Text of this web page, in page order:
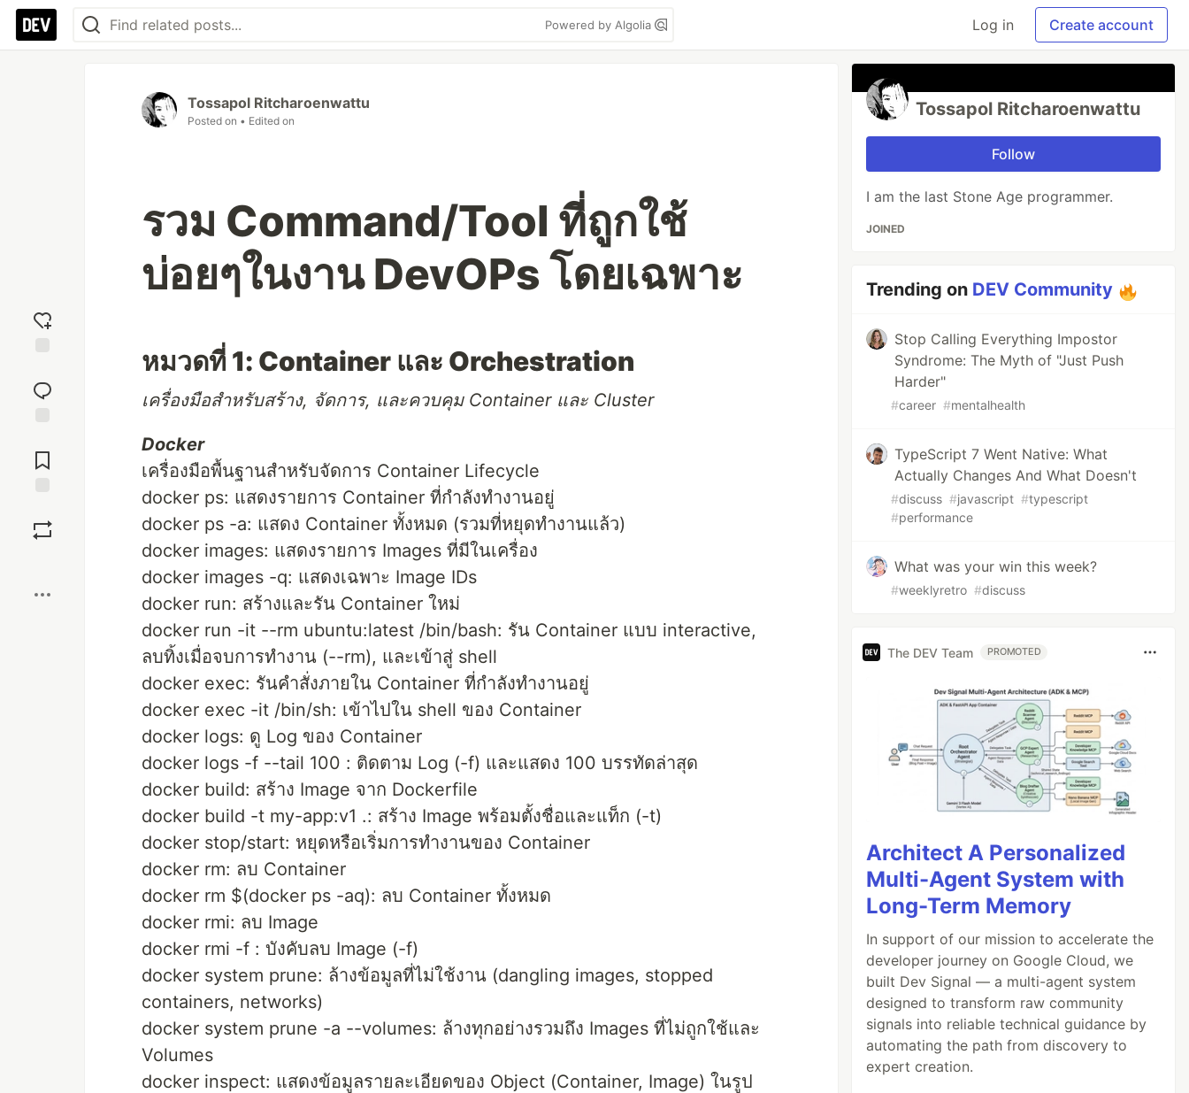
Powered by Algolia Log in Create account
reaction
Comments
Tossapol Ritcharoenwattu
Posted on • Edited on
รวม Command/Tool ที่ถูกใช้
บ่อยๆในงาน DevOPs โดยเฉพาะ
หมวดที่ 1: Container และ Orchestration
เครื่องมือสำหรับสร้าง, จัดการ, และควบคุม Container และ Cluster
Docker
เครื่องมือพื้นฐานสำหรับจัดการ Container Lifecycle
docker ps: แสดงรายการ Container ที่กำลังทำงานอยู่
docker ps -a: แสดง Container ทั้งหมด (รวมที่หยุดทำงานแล้ว)
docker images: แสดงรายการ Images ที่มีในเครื่อง
docker images -q: แสดงเฉพาะ Image IDs
docker run: สร้างและรัน Container ใหม่
docker run -it --rm ubuntu:latest /bin/bash: รัน Container แบบ interactive,
ลบทิ้งเมื่อจบการทำงาน (--rm), และเข้าสู่ shell
docker exec: รันคำสั่งภายใน Container ที่กำลังทำงานอยู่
docker exec -it /bin/sh: เข้าไปใน shell ของ Container
docker logs: ดู Log ของ Container
docker logs -f --tail 100 : ติดตาม Log (-f) และแสดง 100 บรรทัดล่าสุด
docker build: สร้าง Image จาก Dockerfile
docker build -t my-app:v1 .: สร้าง Image พร้อมตั้งชื่อและแท็ก (-t)
docker stop/start: หยุดหรือเริ่มการทำงานของ Container
docker rm: ลบ Container
docker rm $(docker ps -aq): ลบ Container ทั้งหมด
docker rmi: ลบ Image
docker rmi -f : บังคับลบ Image (-f)
docker system prune: ล้างข้อมูลที่ไม่ใช้งาน (dangling images, stopped
containers, networks)
docker system prune -a --volumes: ล้างทุกอย่างรวมถึง Images ที่ไม่ถูกใช้และ
Volumes
docker inspect: แสดงข้อมูลรายละเอียดของ Object (Container, Image) ในรูป
Tossapol Ritcharoenwattu
Follow
I am the last Stone Age programmer.
JOINED
Trending on DEV Community
Stop Calling Everything Impostor
Syndrome: The Myth of "Just Push
Harder"
#career #mentalhealth
TypeScript 7 Went Native: What
Actually Changes And What Doesn't
#discuss #javascript #typescript
#performance
What was your win this week?
#weeklyretro #discuss
The DEV Team PROMOTED
Architect A Personalized
Multi-Agent System with
Long-Term Memory
In support of our mission to accelerate the
developer journey on Google Cloud, we
built Dev Signal — a multi-agent system
designed to transform raw community
signals into reliable technical guidance by
automating the path from discovery to
expert creation.